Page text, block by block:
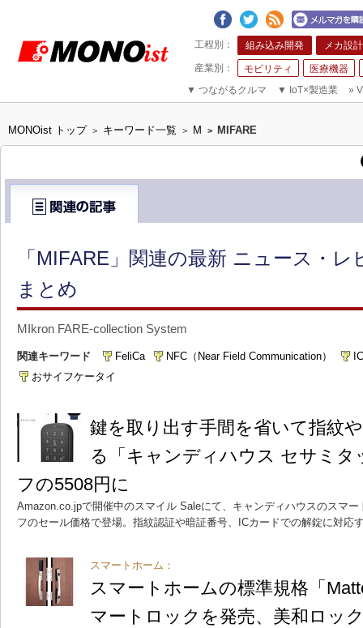
組み込み開発 メカ設計
モビリティ
医療機器
▼ つながるクルマ ▼ IoT×製造業 »
MONOist トップ > キーワード一覧 > M > MIFARE
「MIFARE」関連の最新 ニュース・
まとめ
MIkron FARE-collection System
関連キーワード FeliCa NFC（Near Field Communication）
おサイフケータイ
鍵を取り出す手間を省いて指紋
る「キャンディハウス セサミタ
フの5508円に
Amazon.co.jpで開催中のスマイル Saleにて、キャンディハウスのスマ
フのセール価格で登場。指紋認証や暗証番号、ICカードでの解錠に対応
スマートホーム：
スマートホームの標準規格「
マートロックを発売、美和ロッ